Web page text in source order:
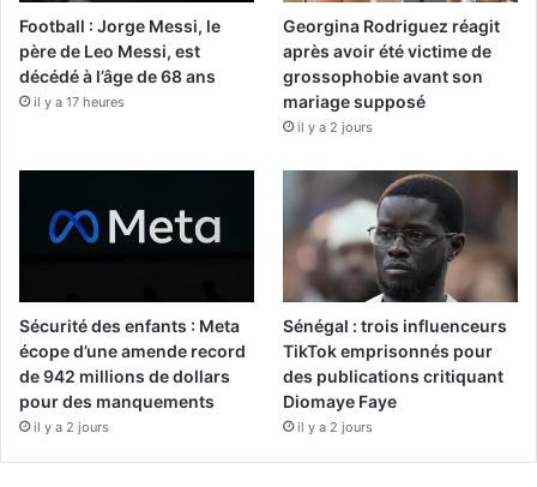
Football : Jorge Messi, le
père de Leo Messi, est
décédé à l’âge de 68 ans
il y a 17 heures
Georgina Rodriguez réagit
après avoir été victime de
grossophobie avant son
mariage supposé
il y a 2 jours
Sécurité des enfants : Meta
écope d’une amende record
de 942 millions de dollars
pour des manquements
il y a 2 jours
Sénégal : trois influenceurs
TikTok emprisonnés pour
des publications critiquant
Diomaye Faye
il y a 2 jours